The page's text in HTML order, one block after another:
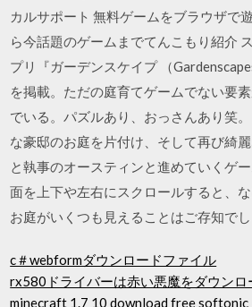
カルサポート 無料ゲームをブラウザで
ら今話題のゲームまでてんこもり紹介
プリ『ガーデンスケイプ （
を掲載。ただの庭育てゲームでない要
でいる。パズルあり、おっさんあり笑
な豪邸のお庭を片付け、そして再び綺
と執事のオースティンと進めていくゲ
面を上下や左右にスクロールすると、
お庭がいくつも見えることはご存知でし
c＃webformダウンロードファイル
rx580ドライバーは赤い悪魔をダウンロ
minecraft 1.7 10 download free softonic